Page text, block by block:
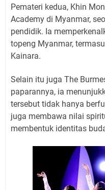
Pemateri kedua, Khin
Academy di Myanmar,
pendidik. Ia
topeng Myanmar,
Kainara.
Selain itu juga The
paparannya, ia
tersebut tidak hanya
juga membawa nilai
membentuk identitas